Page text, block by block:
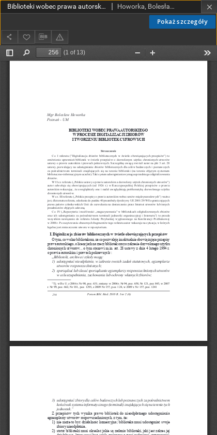
Pokaż szczegóły
Biblioteki wobec prawa autorskiego w procesie dygitalizacji zbiorów i tworzeniu bibliotek cyfrowych Howorka, Bolesław